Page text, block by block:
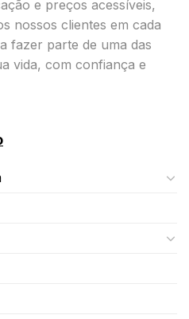
e preços acessíveis,
nossos clientes em cada
fazer parte de uma das
vida, com confiança e